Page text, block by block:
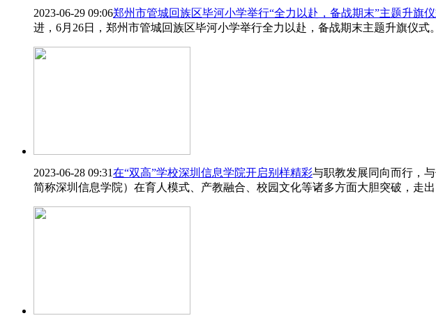
2023-06-29 09:06郑州市管城回族区毕河小学举行“全力以赴，备战期末”主题升旗
进，6月26日，郑州市管城回族区毕河小学举行全力以赴，备战期末主题升旗仪
2023-06-28 09:31在“双高”学校深圳信息学院开启别样精彩与职教发展同向而行，
简称深圳信息学院）在育人模式、产教融合、校园文化等诸多方面大胆突破，走